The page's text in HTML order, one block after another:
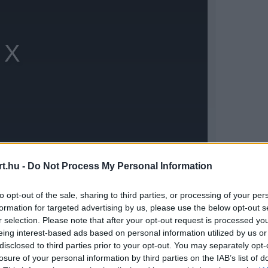
- Do Not Process My Personal Information
opt-out of the sale, sharing to third parties, or processing of your
for targeted advertising by us, please use the below opt-out
selection. Please note that after your opt-out request is processed
interest-based ads based on personal information utilized by us
to third parties prior to your opt-out. You may separately
of your personal information by third parties on the IAB’s list of
megváltással, ugyanis a múlt heti,
az eső, most viszont végre ideális